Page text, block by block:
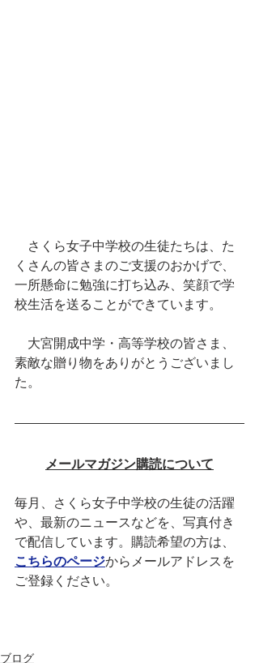
さくら女子中学校の生徒たちは、た
くさんの皆さまのご支援のおかげで、
一所懸命に勉強に打ち込み、笑顔で学
校生活を送ることができています。
大宮開成中学・高等学校の皆さま、
素敵な贈り物をありがとうございまし
た。
メールマガジン購読について
毎月、さくら女子中学校の生徒の活躍
や、最新のニュースなどを、写真付き
で配信しています。購読希望の方は、
こちらのページからメールアドレスを
ご登録ください。
ブログ